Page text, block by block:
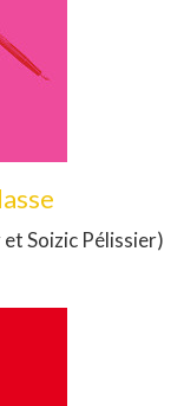
Soizic Pélissier)